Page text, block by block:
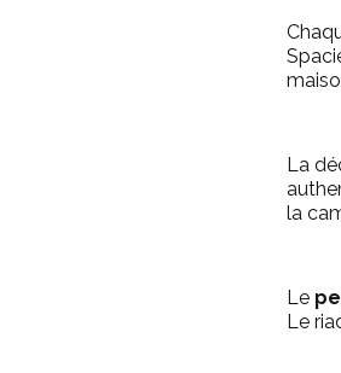
La
la
Le
Le